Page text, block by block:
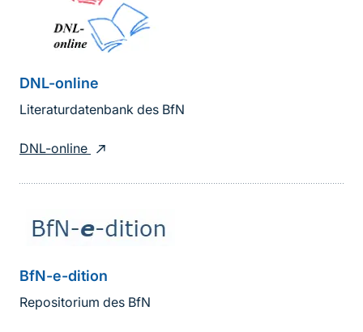
DNL-online
Literaturdatenbank des BfN
DNL-online
BfN-e-dition
Repositorium des BfN